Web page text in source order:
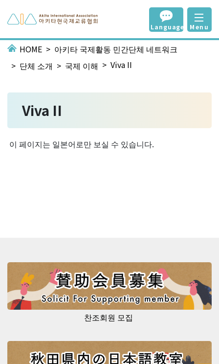
Language Menu
HOME
아키타 국제활동 민간단체 네트워크
단체 소개
국제 이해 Viva II
Viva II
이 페이지는 일본어로만 보실 수 있습니다.
찬조회원 모집